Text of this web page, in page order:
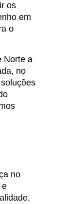
os
em
o
Norte a
no
no
e